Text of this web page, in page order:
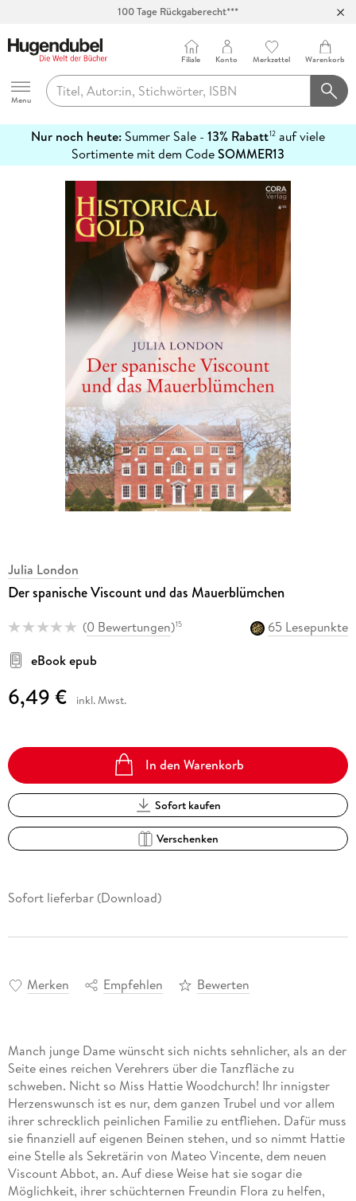
100 Tage Rückgaberecht***
Hugendubel
Menu
Filiale Konto Merkzettel Warenkorb
Nur noch heute: Summer Sale - 13% Rabatt12 auf viele
Sortimente mit dem CodeSOMMER13
erfahren
Julia London
Der spanische Viscount und das Mauerblümchen
(0 Bewertungen)15
65 Lesepunkte
eBook epub
6,49 € inkl. Mwst.
In den Warenkorb
Sofort kaufen
Verschenken
Sofort lieferbar (Download)
Merken Empfehlen Bewerten
Manch junge Dame wünscht sich nichts sehnlicher, als an der
Seite eines reichen Verehrers über die Tanzfläche zu
schweben. Nicht so Miss Hattie Woodchurch! Ihr innigster
Herzenswunsch ist es nur, dem ganzen Trubel und vor allem
ihrer schrecklich peinlichen Familie zu entfliehen. Dafür muss
sie finanziell auf eigenen Beinen stehen, und so nimmt Hattie
eine Stelle als Sekretärin von Mateo Vincente, dem neuen
Viscount Abbot, an. Auf diese Weise hat sie sogar die
Möglichkeit, ihrer schüchternen Freundin Flora zu helfen,